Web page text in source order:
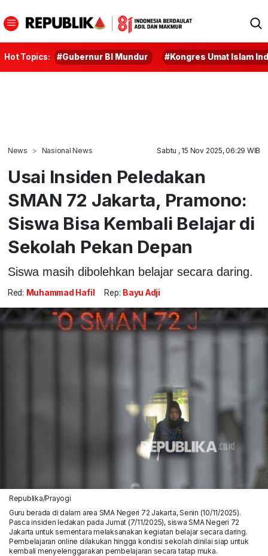
Hot Topics: #Gubernur BI Mundur #Kongres Umat Islam
News Nasional News Sabtu , 15 Nov 2025, 06:29 WIB
Usai Insiden Peledakan
SMAN 72 Jakarta, Pramono:
Siswa Bisa Kembali Belajar di
Sekolah Pekan Depan
Siswa masih dibolehkan belajar secara daring.
Red: Muhammad Hafil Rep: Bayu Adji
Republika/Prayogi
Guru berada di dalam area SMA Negeri 72 Jakarta, Senin (10/11/2025).
Pasca insiden ledakan pada Jumat (7/11/2025), siswa SMA Negeri 72
Jakarta untuk sementara melaksanakan kegiatan belajar secara daring.
Pembelajaran online dilakukan hingga kondisi sekolah dinilai siap untuk
kembali menyelenggarakan pembelajaran secara tatap muka.